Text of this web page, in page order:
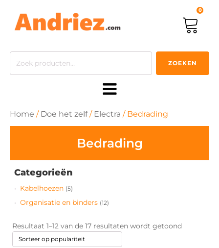
0
Zoeken
ZOEKEN
Home / Doe het zelf/ Electra / Bedrading
Bedrading
Categorieën
Kabelhoezen (5)
Organisatie en binders (12)
Resultaat 1–12 van de 17 resultaten wordt getoond